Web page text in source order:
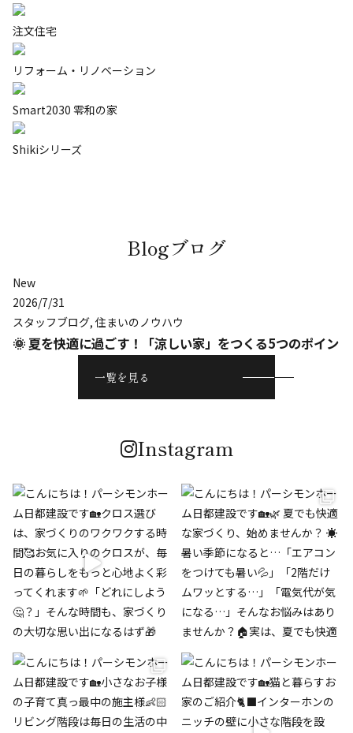
注文住宅
リフォーム・リノベーション
Smart2030 零和の家
Shikiシリーズ
Blogブログ
New
2026/7/31
スタッフブログ, 住まいのノウハウ
🌞 夏を快適に過ごす！「涼しい家」をつくる5つのポイント
一覧を見る
Instagram